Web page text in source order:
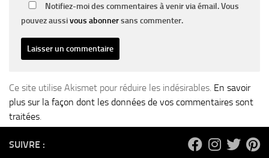
Notifiez-moi des commentaires à venir via émail. Vous
pouvez aussivous abonnersans commenter.
Ce site utilise Akismet pour réduire les indésirables. En savoir
plus sur la façon dont les données de vos commentaires sont
traitées
SUIVRE :